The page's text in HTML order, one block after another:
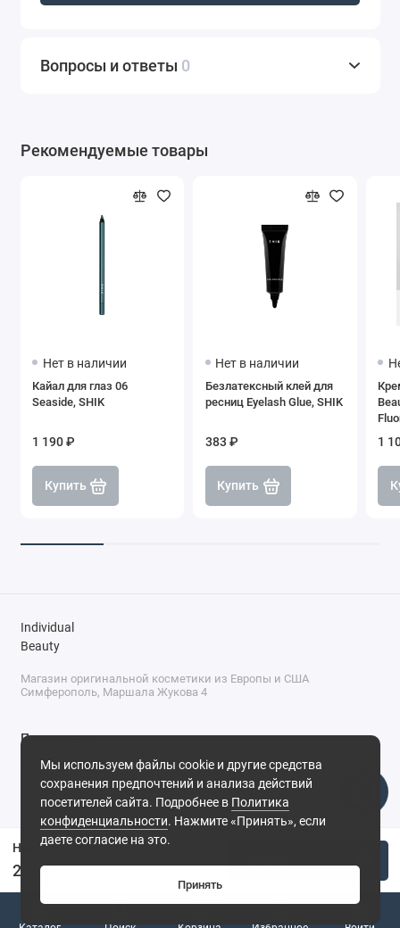
0
210 ₽
Вопросы и ответы 0
Рекомендуемые товары
Нет в наличии
Кайал для глаз 06
Seaside, SHIK
1 190 ₽
Купить
Нет в наличии
Безлатексный клей для
ресниц Eyelash Glue, SHIK
383 ₽
Купить
1
Мы используем файлы cookie и другие средства
сохранения предпочтений и анализа действий
посетителей сайта. Подробнее в Политика
конфиденциальности. Нажмите «Принять», если
даете согласие на это.
Принять
Individual
Beauty
Магазин оригинальной косметики из Европы и США
Симферополь, Маршала Жукова 4
Поддержка
+7 (978) 586-46-46
ПН-ПТ: 9:00 - 18:00
Суббота: 9:00 - 17:00
Воскресенье: выходной
Симферополь, ул. Маршала Жукова, 4